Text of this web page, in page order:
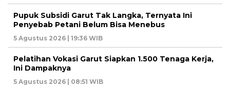
Pupuk Subsidi Garut Tak Langka, Ternyata Ini
Penyebab Petani Belum Bisa Menebus
5 Agustus 2026 | 19:36 WIB
Pelatihan Vokasi Garut Siapkan 1.500 Tenaga Kerja,
Ini Dampaknya
5 Agustus 2026 | 08:51 WIB